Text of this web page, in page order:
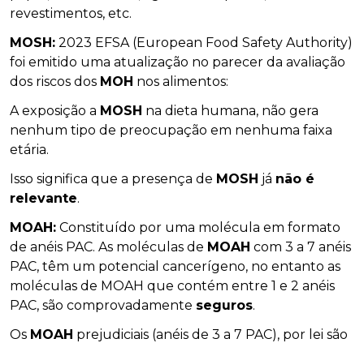
revestimentos, etc.
MOSH: 2023 EFSA (European Food Safety Authority)
foi emitido uma atualização no parecer da avaliação
dos riscos dos MOH nos alimentos:
A exposição a MOSH na dieta humana, não gera
nenhum tipo de preocupação em nenhuma faixa
etária.
Isso significa que a presença de MOSH já não é
relevante.
MOAH: Constituído por uma molécula em formato
de anéis PAC. As moléculas de MOAH com 3 a 7 anéis
PAC, têm um potencial cancerígeno, no entanto as
moléculas de MOAH que contém entre 1 e 2 anéis
PAC, são comprovadamente seguros.
Os MOAH prejudiciais (anéis de 3 a 7 PAC), por lei são